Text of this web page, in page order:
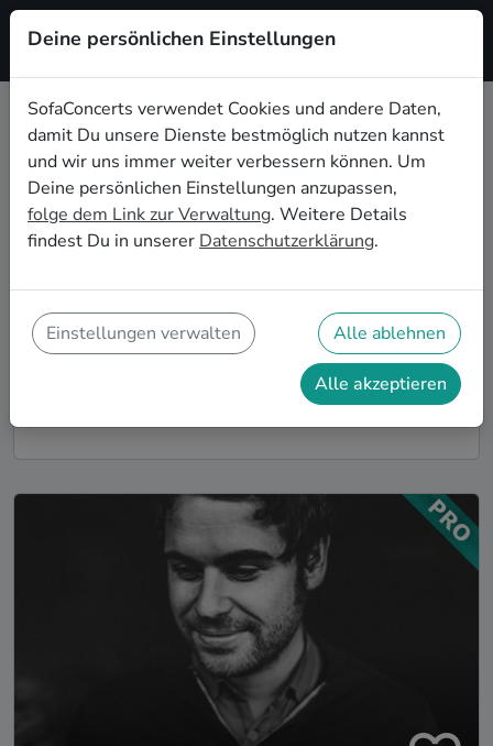
Registrieren
Folk Live-Musik für den
Sektempfang in Heilbronn
Ihr seid auf der Suche nach musikalischer
Untermalung für den Sektempfang eurer Hochzeit in
Folk Singer-Songwriter*innen und stimmungsvolle
Bands, die eure Feierlichkeiten und den Hochzeits-
Sektempfang in Heilbronn perfekt abrunden.
So funktioniert's!
Deine persönlichen Einstellungen
SofaConcerts verwendet Cookies und andere Daten,
damit Du unsere Dienste bestmöglich nutzen kannst
und wir uns immer weiter verbessern können. Um
Deine persönlichen Einstellungen anzupassen,
folge dem Link zur Verwaltung. Weitere Details
findest Du in unserer Datenschutzerklärung.
Einstellungen verwalten Alle ablehnen
Alle akzeptieren